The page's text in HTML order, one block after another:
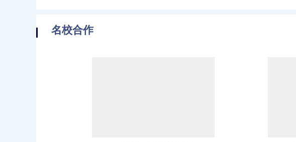
名校合作